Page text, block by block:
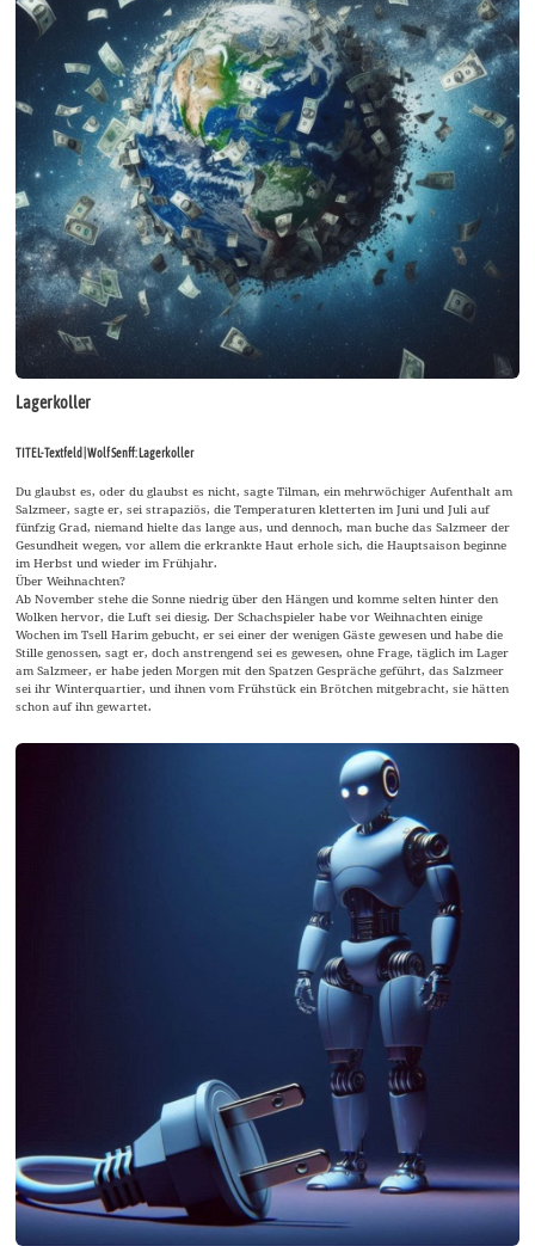
Lagerkoller
TITEL-Textfeld | Wolf Senff: Lagerkoller
Du glaubst es, oder du glaubst es nicht, sagte Tilman, ein mehrwöchiger Aufenthalt am
Salzmeer, sagte er, sei strapaziös, die Temperaturen kletterten im Juni und Juli auf
fünfzig Grad, niemand hielte das lange aus, und dennoch, man buche das Salzmeer der
Gesundheit wegen, vor allem die erkrankte Haut erhole sich, die Hauptsaison beginne
im Herbst und wieder im Frühjahr.
Über Weihnachten?
Ab November stehe die Sonne niedrig über den Hängen und komme selten hinter den
Wolken hervor, die Luft sei diesig. Der Schachspieler habe vor Weihnachten einige
Wochen im Tsell Harim gebucht, er sei einer der wenigen Gäste gewesen und habe die
Stille genossen, sagt er, doch anstrengend sei es gewesen, ohne Frage, täglich im Lager
am Salzmeer, er habe jeden Morgen mit den Spatzen Gespräche geführt, das Salzmeer
sei ihr Winterquartier, und ihnen vom Frühstück ein Brötchen mitgebracht, sie hätten
schon auf ihn gewartet.